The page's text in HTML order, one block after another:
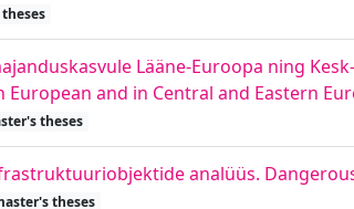
Lääne-Euroopa ning
and in Central and Eastern
theses
analüüs.
theses